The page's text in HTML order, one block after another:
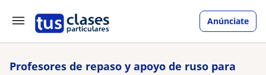
Anúnciate
Profesores de repaso y apoyo de ruso para